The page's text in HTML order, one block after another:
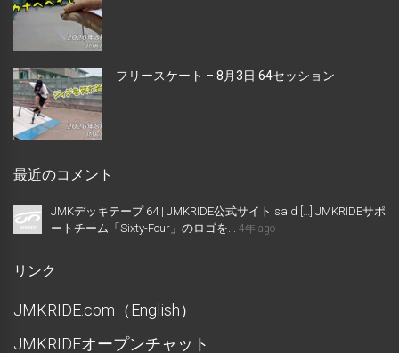
フリースケート – 8月3日 64セッション
最近のコメント
JMKデッキテープ 64 | JMKRIDE公式サイト said […] JMKRIDEサポ
ートチーム「Sixty-Four」のロゴを...
4年 ago
リンク
JMKRIDE.com（English）
JMKRIDEオープンチャット